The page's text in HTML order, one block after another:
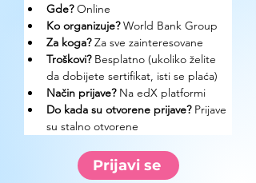
Gde? Online
Ko organizuje? World Bank Group
Za koga? Za sve zainteresovane
Troškovi? Besplatno (ukoliko želite
da dobijete sertifikat, isti se plaća)
Način prijave? Na edX platformi
Do kada su otvorene prijave? Prijave
su stalno otvorene
Prijavi se